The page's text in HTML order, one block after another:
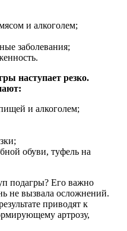
и алкоголем;
заболевания;
наступает резко.
и алкоголем;
обуви, туфель на
подагры? Его важно
не вызвала осложнений.
приводят к
артрозу,